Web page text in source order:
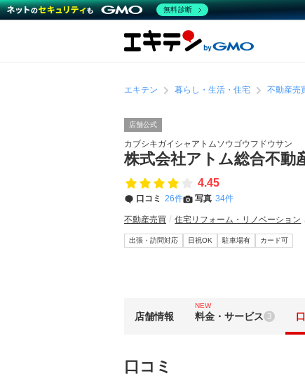
エキテン 暮らし・生活・住宅 不動産売
店舗公式
カブシキガイシャアトムソウゴウフドウサン
株式会社アトム総合不動
4.45
口コミ 26件 写真 34件
不動産売買 住宅リフォーム・リノベーション
出張・訪問対応 日祝OK 駐車場有 カード可
店舗情報
NEW
料金・サービス 3
口コミ
無料診断